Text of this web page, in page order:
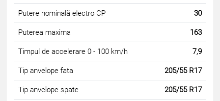
Putere nominală electro CP 30
Puterea maxima 163
Timpul de accelerare 0 - 100 km/h 7,9
Tip anvelope fata 205/55 R17
Tip anvelope spate 205/55 R17